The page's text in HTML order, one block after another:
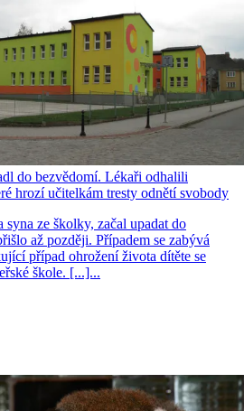
do bezvědomí. Lékaři odhalili
hrozí učitelkám tresty odnětí svobody
ze školky, začal upadat do
až později. Případem se zabývá
případ ohrožení života dítěte se
škole. [...]...